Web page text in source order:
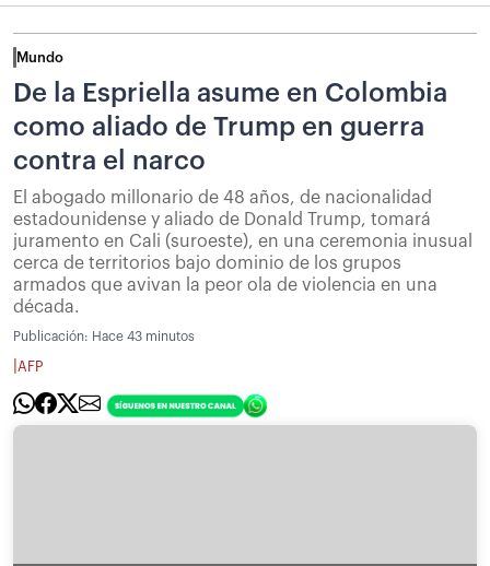
Mundo
De la Espriella asume en Colombia
como aliado de Trump en guerra
contra el narco
El abogado millonario de 48 años, de nacionalidad
estadounidense y aliado de Donald Trump, tomará
juramento en Cali (suroeste), en una ceremonia inusual
cerca de territorios bajo dominio de los grupos
armados que avivan la peor ola de violencia en una
década.
Publicación: Hace 43 minutos
AFP